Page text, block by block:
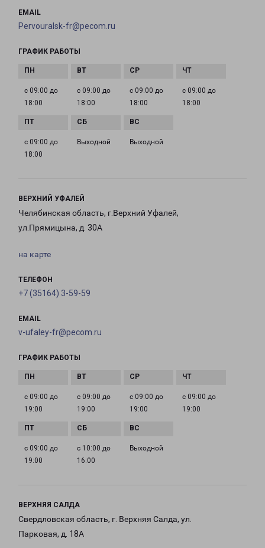
EMAIL
Pervouralsk-fr@pecom.ru
ГРАФИК РАБОТЫ
с 09:00 до
18:00
с 09:00 до
18:00
с 09:00 до
18:00
с 09:00 до
18:00
с 09:00 до
18:00
Выходной Выходной
ВЕРХНИЙ УФАЛЕЙ
Челябинская область, г.Верхний Уфалей,
ул.Прямицына, д. 30А
на карте
ТЕЛЕФОН
+7 (35164) 3-59-59
EMAIL
v-ufaley-fr@pecom.ru
ГРАФИК РАБОТЫ
с 09:00 до
19:00
с 09:00 до
19:00
с 09:00 до
19:00
с 09:00 до
19:00
с 09:00 до
19:00
с 10:00 до
16:00
Выходной
ВЕРХНЯЯ САЛДА
Свердловская область, г. Верхняя Салда, ул.
Парковая, д. 18А